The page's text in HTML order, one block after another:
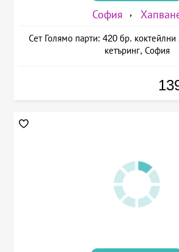
София
Сет Голямо парти: 420 бр.
кетъринг, София